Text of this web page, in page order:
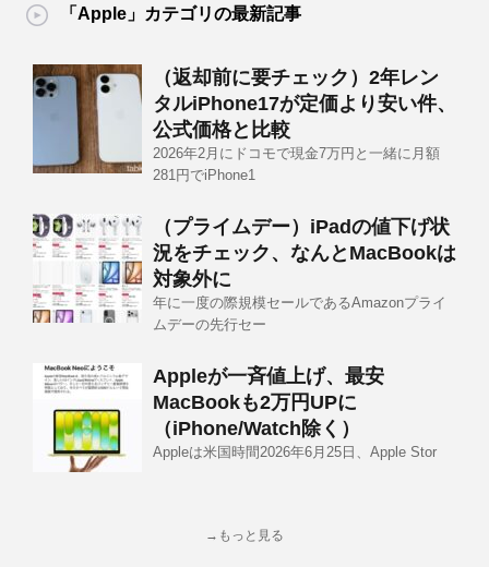
「Apple」カテゴリの最新記事
（返却前に要チェック）2年レン
タルiPhone17が定価より安い件、
公式価格と比較
2026年2月にドコモで現金7万円と一緒に月額
281円でiPhone1
（プライムデー）iPadの値下げ状
況をチェック、なんとMacBookは
対象外に
年に一度の際規模セールであるAmazonプライ
ムデーの先行セー
Appleが一斉値上げ、最安
MacBookも2万円UPに
（iPhone/Watch除く）
Appleは米国時間2026年6月25日、Apple Stor
→もっと見る